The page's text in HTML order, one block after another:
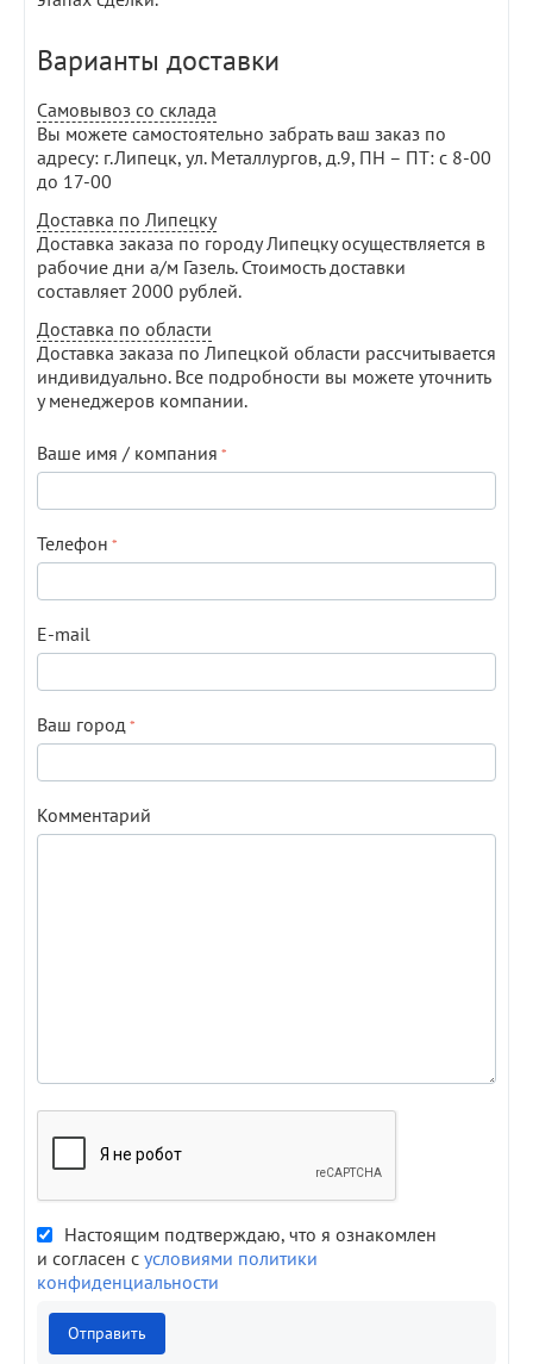
Варианты доставки
Самовывоз со склада
Вы можете самостоятельно забрать ваш заказ по
адресу: г.Липецк, ул. Металлургов, д.9, ПН – ПТ: с 8-00
до 17-00
Доставка по Липецку
Доставка заказа по городу Липецку осуществляется в
рабочие дни а/м Газель. Стоимость доставки
составляет 2000 рублей.
Доставка по области
Доставка заказа по Липецкой области рассчитывается
индивидуально. Все подробности вы можете уточнить
у менеджеров компании.
Ваше имя / компания
Телефон
E-mail
Ваш город
Комментарий
Настоящим подтверждаю, что я ознакомлен
и согласен с условиями политики
конфиденциальности
Отправить